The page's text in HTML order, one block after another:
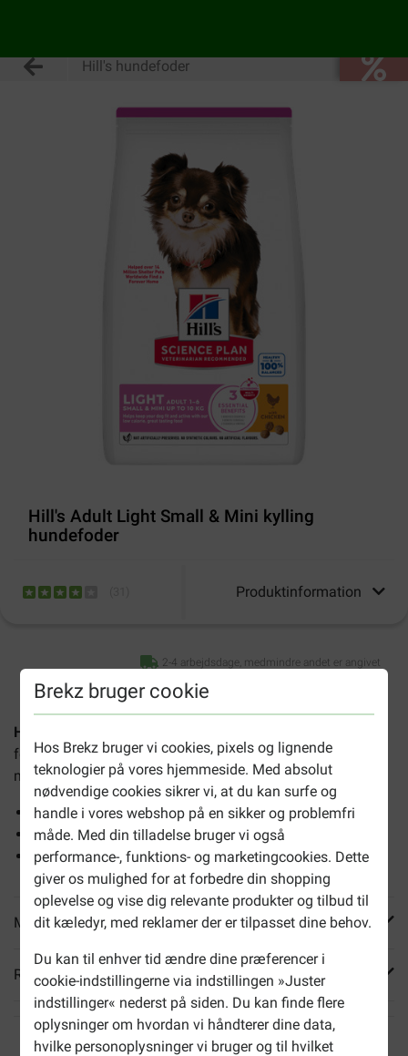
Brekz bruger cookie
Hos Brekz bruger vi cookies, pixels og lignende
teknologier på vores hjemmeside. Med absolut
nødvendige cookies sikrer vi, at du kan surfe og
handle i vores webshop på en sikker og problemfri
måde. Med din tilladelse bruger vi også
performance-, funktions- og marketingcookies. Dette
giver os mulighed for at forbedre din shopping
oplevelse og vise dig relevante produkter og tilbud til
dit kæledyr, med reklamer der er tilpasset dine behov.
Du kan til enhver tid ændre dine præferencer i
cookie-indstillingerne via indstillingen »Juster
indstillinger« nederst på siden. Du kan finde flere
oplysninger om hvordan vi håndterer dine data,
hvilke personoplysninger vi bruger og til hvilket
Hill's hundefoder
Hill's Adult Light Small & Mini kylling
hundefoder
Produktinformation
2-4 arbejdsdage, medmindre andet er angivet
Hill's Adult Light Small/Mini med kylling hundefoder
foder til hunde af små racer fra 1 til 6 år som har brug for
mindre fedt og kalorier.
Fremskynder fedtforbrændingen
Øget mæthedsfornemmelse
Støtter immunforsvaret
Mere info
Reviews